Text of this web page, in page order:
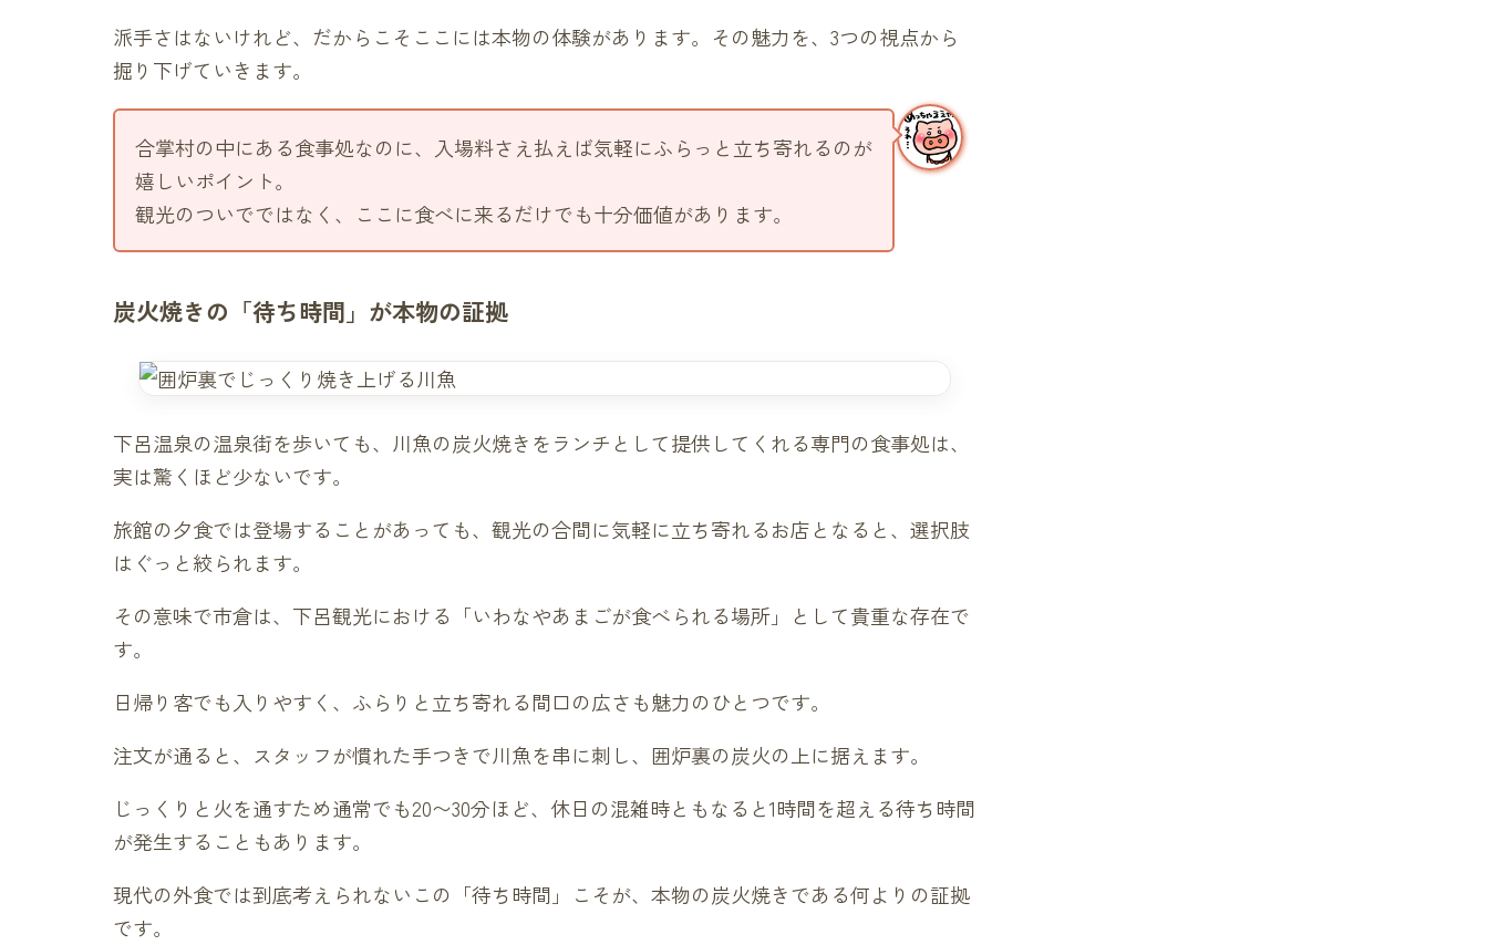
派手さはないけれど、だからこそここには本物の体験があります。その魅力を、3つの視点から
掘り下げていきます。
合掌村の中にある食事処なのに、入場料さえ払えば気軽にふらっと立ち寄れるのが
嬉しいポイント。
観光のついでではなく、ここに食べに来るだけでも十分価値があります。
炭火焼きの「待ち時間」が本物の証拠
下呂温泉の温泉街を歩いても、川魚の炭火焼きをランチとして提供してくれる専門の食事処は、
実は驚くほど少ないです。
旅館の夕食では登場することがあっても、観光の合間に気軽に立ち寄れるお店となると、選択肢
はぐっと絞られます。
その意味で市倉は、下呂観光における「いわなやあまごが食べられる場所」として貴重な存在で
す。
日帰り客でも入りやすく、ふらりと立ち寄れる間口の広さも魅力のひとつです。
注文が通ると、スタッフが慣れた手つきで川魚を串に刺し、囲炉裏の炭火の上に据えます。
じっくりと火を通すため通常でも20〜30分ほど、休日の混雑時ともなると1時間を超える待ち時間
が発生することもあります。
現代の外食では到底考えられないこの「待ち時間」こそが、本物の炭火焼きである何よりの証拠
です。